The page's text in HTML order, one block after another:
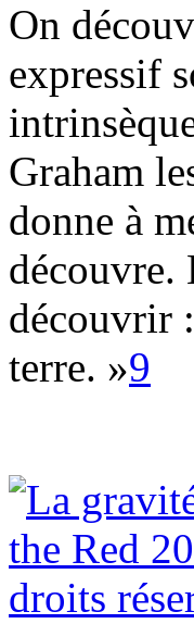
On
expressif
Graham
donne à
découvre.
découvrir
terre. »9